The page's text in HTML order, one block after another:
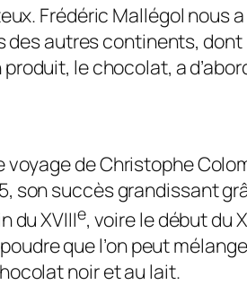
Frédéric Mallégol nous
des autres continents,
le chocolat, a
voyage de Christophe
son succès
du XVIIIe, voire le début du
que l’on peut
noir et au lait.